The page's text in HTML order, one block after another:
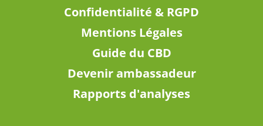
Confidentialité & RGPD
Mentions Légales
Guide du CBD
Devenir ambassadeur
Rapports d'analyses